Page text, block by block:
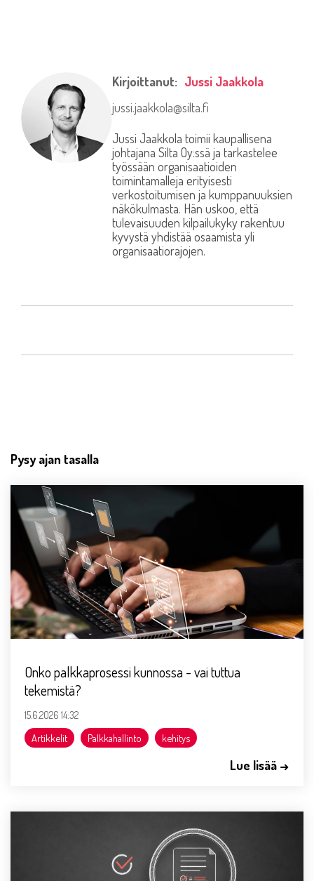
Kirjoittanut: Jussi Jaakkola
jussi.jaakkola@silta.fi
Jussi Jaakkola toimii kaupallisena
johtajana Silta Oy:ssä ja tarkastelee
työssään organisaatioiden
toimintamalleja erityisesti
verkostoitumisen ja kumppanuuksien
näkökulmasta. Hän uskoo, että
tulevaisuuden kilpailukyky rakentuu
kyvystä yhdistää osaamista yli
organisaatiorajojen.
Pysy ajan tasalla
Onko palkkaprosessi kunnossa - vai tuttua
tekemistä?
15.6.2026 14:32
Artikkelit Palkkahallinto kehitys
Lue lisää →